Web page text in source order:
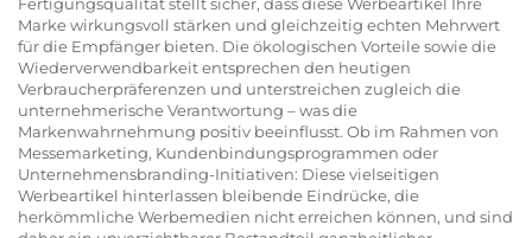
Marke wirkungsvoll stärken und gleichzeitig echten Mehrwert
für die Empfänger bieten. Die ökologischen Vorteile sowie die
Wiederverwendbarkeit entsprechen den heutigen
Verbraucherpräferenzen und unterstreichen zugleich die
unternehmerische Verantwortung – was die
Markenwahrnehmung positiv beeinflusst. Ob im Rahmen von
Messemarketing, Kundenbindungsprogrammen oder
Unternehmensbranding-Initiativen: Diese vielseitigen
Werbeartikel hinterlassen bleibende Eindrücke, die
herkömmliche Werbemedien nicht erreichen können, und sind